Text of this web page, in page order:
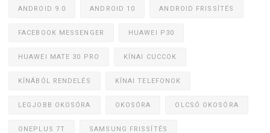
ANDROID 9.0 ANDROID 10 ANDROID FRISSÍTÉS
FACEBOOK MESSENGER HUAWEI P30
HUAWEI MATE 30 PRO KÍNAI CUCCOK
KÍNÁBÓL RENDELÉS KÍNAI TELEFONOK
LEGJOBB OKOSÓRA OKOSÓRA OLCSÓ OKOSÓRA
ONEPLUS 7T SAMSUNG FRISSÍTÉS